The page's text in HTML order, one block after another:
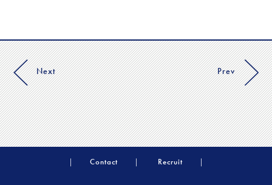
Next Prev
Contact Recruit